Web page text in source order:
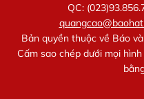
QC:
Bản quyền thuộc về Báo
Cấm sao chép dưới mọi